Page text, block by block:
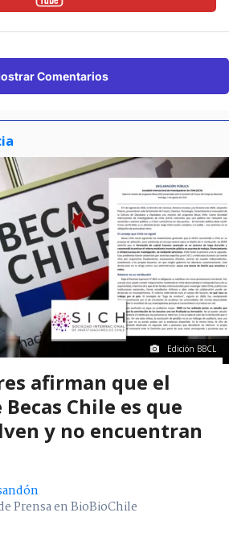
Comentarios
Edición BBCL
afirman que el
Chile es que
y no encuentran
Prensa en BioBioChile